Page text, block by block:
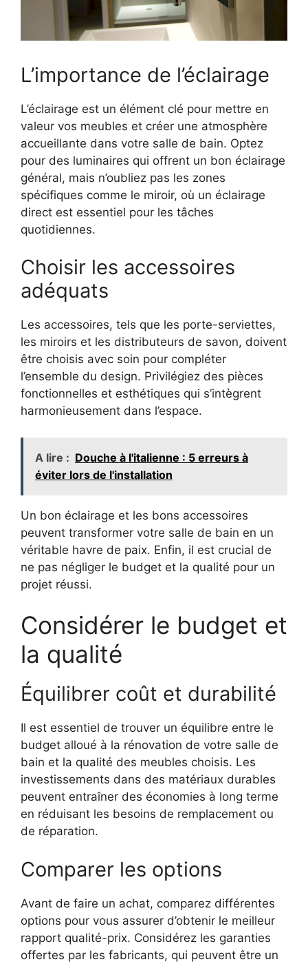
L’importance de l’éclairage
L’éclairage est un élément clé pour mettre en
valeur vos meubles et créer une atmosphère
accueillante dans votre salle de bain. Optez
pour des luminaires qui offrent un bon éclairage
général, mais n’oubliez pas les zones
spécifiques comme le miroir, où un éclairage
direct est essentiel pour les tâches
quotidiennes.
Choisir les accessoires
adéquats
Les accessoires, tels que les porte-serviettes,
les miroirs et les distributeurs de savon, doivent
être choisis avec soin pour compléter
l’ensemble du design. Privilégiez des pièces
fonctionnelles et esthétiques qui s’intègrent
harmonieusement dans l’espace.
A lire : Douche à l'italienne : 5 erreurs à
éviter lors de l'installation
Un bon éclairage et les bons accessoires
peuvent transformer votre salle de bain en un
véritable havre de paix. Enfin, il est crucial de
ne pas négliger le budget et la qualité pour un
projet réussi.
Considérer le budget et
la qualité
Équilibrer coût et durabilité
Il est essentiel de trouver un équilibre entre le
budget alloué à la rénovation de votre salle de
bain et la qualité des meubles choisis. Les
investissements dans des matériaux durables
peuvent entraîner des économies à long terme
en réduisant les besoins de remplacement ou
de réparation.
Comparer les options
Avant de faire un achat, comparez différentes
options pour vous assurer d’obtenir le meilleur
rapport qualité-prix. Considérez les garanties
offertes par les fabricants, qui peuvent être un